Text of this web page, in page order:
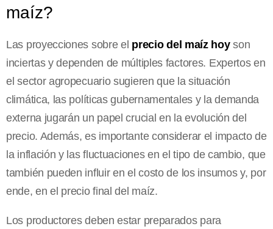
maíz?
Las proyecciones sobre el precio del maíz hoyson
inciertas y dependen de múltiples factores. Expertos en
el sector agropecuario sugieren que la situación
climática, las políticas gubernamentales y la demanda
externa jugarán un papel crucial en la evolución del
precio. Además, es importante considerar el impacto de
la inflación y las fluctuaciones en el tipo de cambio, que
también pueden influir en el costo de los insumos y, por
ende, en el precio final del maíz.
Los productores deben estar preparados para